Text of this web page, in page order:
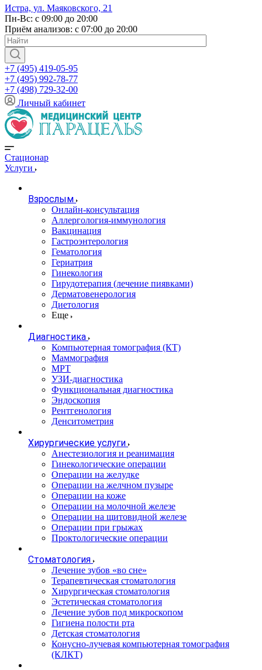
Истра, ул. Маяковского, 21
Пн-Вс: с 09:00 до 20:00
Приём анализов: с 07:00 до 20:00
+7 (495) 419-05-95
+7 (495) 992-78-77
+7 (498) 729-32-00
Личный кабинет
Стационар
Услуги
Взрослым
Онлайн-консультация
Аллергология-иммунология
Вакцинация
Гастроэнтерология
Гематология
Гериатрия
Гинекология
Гирудотерапия (лечение пиявками)
Дерматовенерология
Диетология
Еще
Диагностика
Компьютерная томография (КТ)
Маммография
МРТ
УЗИ-диагностика
Функциональная диагностика
Эндоскопия
Рентгенология
Денситометрия
Хирургические услуги
Анестезиология и реанимация
Гинекологические операции
Операции на желудке
Операции на желчном пузыре
Операции на коже
Операции на молочной железе
Операции на щитовидной железе
Операции при грыжах
Проктологические операции
Стоматология
Лечение зубов «во сне»
Терапевтическая стоматология
Хирургическая стоматология
Эстетическая стоматология
Лечение зубов под микроскопом
Гигиена полости рта
Детская стоматология
Конусно-лучевая компьютерная томография
(КЛКТ)